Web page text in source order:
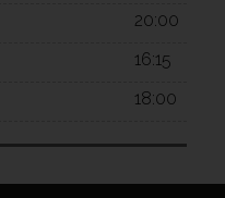
20:00
16:15
18:00